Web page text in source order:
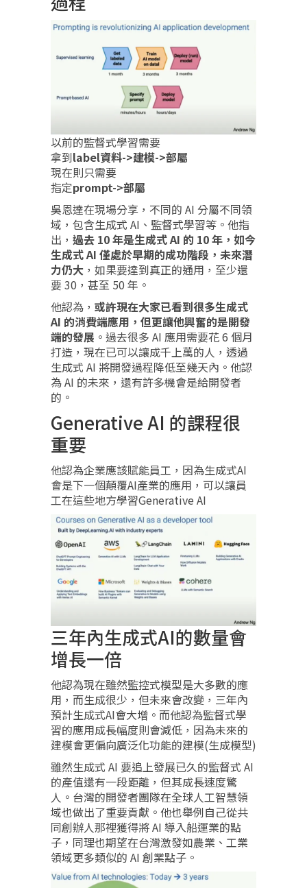
以前的監督式學習需要
拿到label資料->建模->部屬
現在則只需要
指定prompt->部屬
吳恩達在現場分享，不同的 AI 分屬不同領
域，包含生成式 AI、監督式學習等。他指
出， 過去 10 年是生成式 AI 的 10 年，如今
生成式 AI 僅處於早期的成功階段，未來潛
力仍大 ，如果要達到真正的通用，至少還
要 30，甚至 50 年。
他認為， 或許現在大家已看到很多生成式
AI 的消費端應用，但更讓他興奮的是開發
端的發展 。過去很多 AI 應用需要花 6 個月
打造，現在已可以讓成千上萬的人，透過
生成式 AI 將開發過程降低至幾天內。他認
為 AI 的未來，還有許多機會是給開發者
的。
Generative AI 的課程很
重要
他認為企業應該賦能員工，因為生成式AI
會是下一個顛覆AI產業的應用，可以讓員
工在這些地方學習Generative AI
三年內生成式AI的數量會
增長一倍
他認為現在雖然監控式模型是大多數的應
用，而生成很少，但未來會改變，三年內
預計生成式AI會大增。而他認為監督式學
習的應用成長幅度則會減低，因為未來的
建模會更偏向廣泛化功能的建模(生成模型)
雖然生成式 AI 要追上發展已久的監督式 AI
的產值還有一段距離，但其成長速度驚
人。台灣的開發者團隊在全球人工智慧領
域也做出了重要貢獻。他也舉例自己從共
同創辦人那裡獲得將 AI 導入船運業的點
子，同理也期望在台灣激發如農業、工業
領域更多類似的 AI 創業點子。